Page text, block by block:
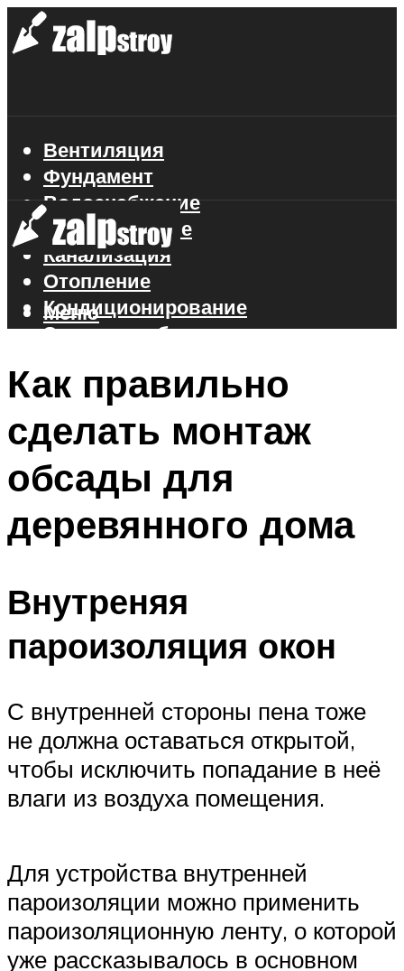
Вентиляция
Фундамент
Водоснабжение
Газоснабжение
Канализация
Отопление
Кондиционирование
Электроснабжение
Меню
Меню
Как правильно
сделать монтаж
обсады для
деревянного дома
Внутреняя
пароизоляция окон
С внутренней стороны пена тоже
не должна оставаться открытой,
чтобы исключить попадание в неё
влаги из воздуха помещения.
Для устройства внутренней
пароизоляции можно применить
пароизоляционную ленту, о которой
уже рассказывалось в основном